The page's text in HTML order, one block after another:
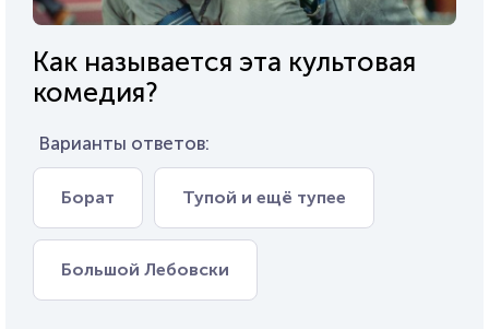
Как называется эта культовая
комедия?
Варианты ответов:
Борат Тупой и ещё тупее
Большой Лебовски